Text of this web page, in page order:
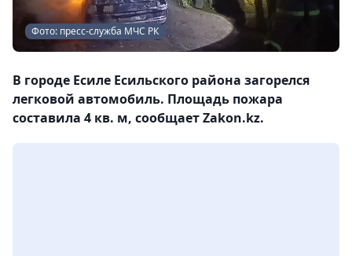
Фото: пресс-служба МЧС РК
В городе Есиле Есильского района загорелся
легковой автомобиль. Площадь пожара
составила 4 кв. м, сообщает Zakon.kz.